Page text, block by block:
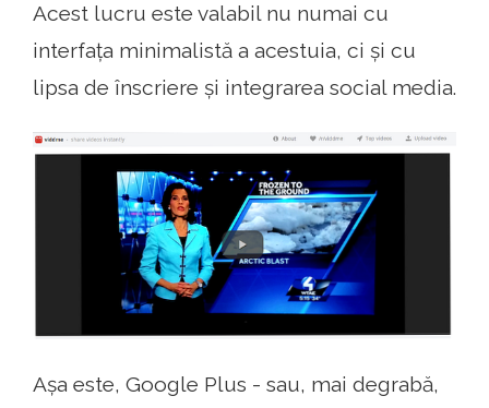
Acest lucru este valabil nu numai cu
interfața minimalistă a acestuia, ci și cu
lipsa de înscriere și integrarea social media.
Așa este, Google Plus - sau, mai degrabă,